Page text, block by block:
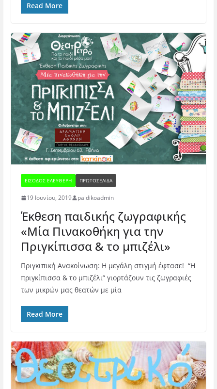
Read More
ΕΊΣΟΔΟΣ ΕΛΕΎΘΕΡΗ ΠΡΩΤΟΣΕΛΙΔΑ
19 Ιουνίου, 2019 paidikoadmin
Έκθεση παιδικής ζωγραφικής
«Μία Πινακοθήκη για την
Πριγκίπισσα & το μπιζέλι»
Πριγκιπική Ανακοίνωση: Η μεγάλη στιγμή έφτασε! “Η
πριγκίπισσα & το μπιζέλι” γιορτάζουν τις ζωγραφιές
των μικρών μας θεατών με μία
Read More